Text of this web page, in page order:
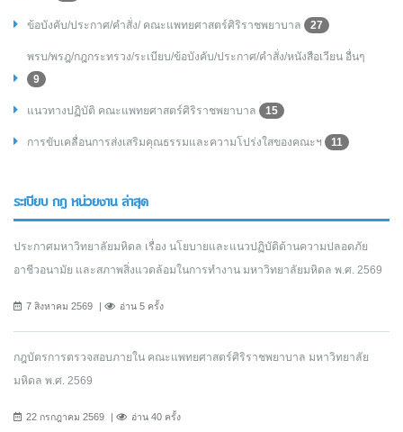
ข้อบังคับ/ประกาศ/คำสั่ง/ คณะแพทยศาสตร์ศิริราชพยาบาล 27
พรบ/พรฎ/กฎกระทรวง/ระเบียบ/ข้อบังคับ/ประกาศ/คำสั่ง/หนังสือเวียน อื่นๆ
9
แนวทางปฏิบัติ คณะแพทยศาสตร์ศิริราชพยาบาล 15
การขับเคลื่อนการส่งเสริมคุณธรรมและความโปร่งใสของคณะฯ 11
ระเบียบ กฎ หน่วยงาน ล่าสุด
ประกาศมหาวิทยาลัยมหิดล เรื่อง นโยบายและแนวปฏิบัติด้านความปลอดภัย
อาชีวอนามัย และสภาพสิ่งแวดล้อมในการทำงาน มหาวิทยาลัยมหิดล พ.ศ. 2569
7 สิงหาคม 2569 อ่าน 5 ครั้ง
กฎบัตรการตรวจสอบภายใน คณะแพทยศาสตร์ศิริราชพยาบาล มหาวิทยาลัย
มหิดล พ.ศ. 2569
22 กรกฎาคม 2569 อ่าน 40 ครั้ง